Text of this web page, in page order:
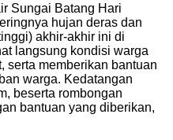
Sungai Batang Hari
hujan deras dan
akhir-akhir ini di
langsung kondisi warga
serta memberikan bantuan
warga. Kedatangan
beserta rombongan
bantuan yang diberikan,